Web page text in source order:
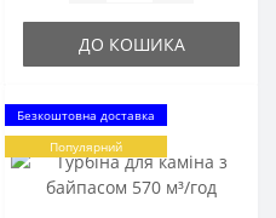
ДО КОШИКА
Безкоштовна доставка
Популярний